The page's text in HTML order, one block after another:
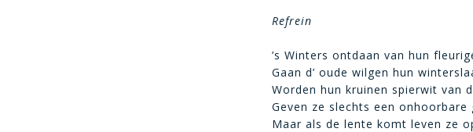
Refrein
’s Winters ontdaan van hun
Gaan d’ oude wilgen hun
Worden hun kruinen spierwit van
Geven ze slechts een onhoorbare
Maar als de lente komt leven ze